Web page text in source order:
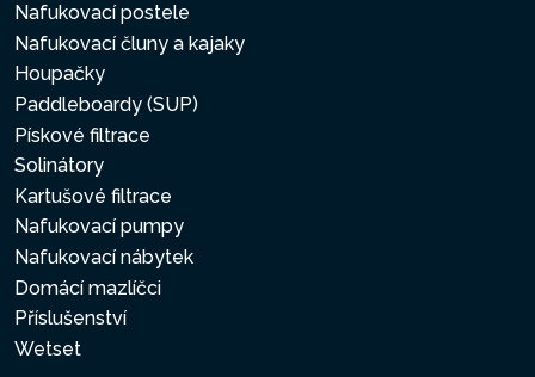
Nafukovací postele
Nafukovací čluny a kajaky
Houpačky
Paddleboardy (SUP)
Pískové filtrace
Solinátory
Kartušové filtrace
Nafukovací pumpy
Nafukovací nábytek
Domácí mazlíčci
Příslušenství
Wetset